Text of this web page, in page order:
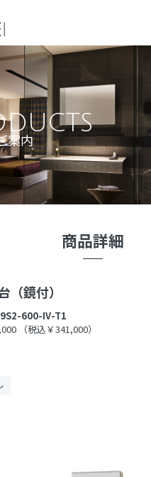
案内
商品詳細
（鏡付）
600-IV-T1
（税込￥341,000）